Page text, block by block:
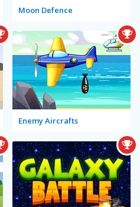
Moon Defence
Enemy Aircrafts